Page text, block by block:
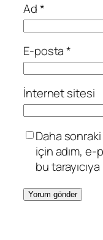
Ad*
E-posta*
İnternet sitesi
Daha sonraki
için adım,
bu